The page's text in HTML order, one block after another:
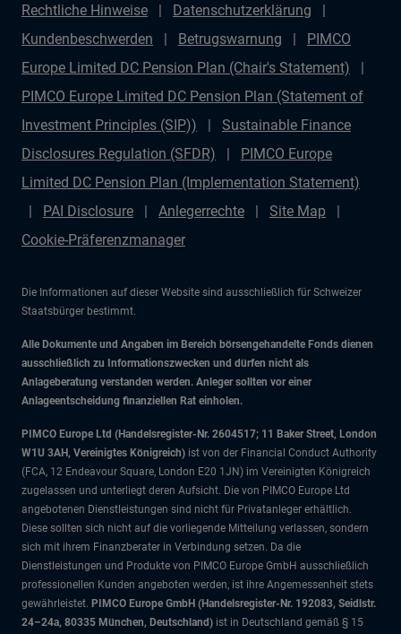
Rechtliche Hinweise
Datenschutzerklärung
Kundenbeschwerden
Betrugswarnung
PIMCO
Europe Limited DC Pension Plan (Chair's Statement)
PIMCO Europe Limited DC Pension Plan (Statement of
Investment Principles (SIP))
Sustainable Finance
Disclosures Regulation (SFDR)
PIMCO Europe
Limited DC Pension Plan (Implementation Statement)
PAI Disclosure
Anlegerrechte
Site Map
Cookie-Präferenzmanager
Die Informationen auf dieser Website sind ausschließlich für Schweizer
Staatsbürger bestimmt.
Alle Dokumente und Angaben im Bereich börsengehandelte Fonds dienen
ausschließlich zu Informationszwecken und dürfen nicht als
Anlageberatung verstanden werden. Anleger sollten vor einer
Anlageentscheidung finanziellen Rat einholen.
PIMCO Europe Ltd (Handelsregister-Nr. 2604517; 11 Baker Street, London
W1U 3AH, Vereinigtes Königreich) ist von der Financial Conduct Authority
(FCA, 12 Endeavour Square, London E20 1JN) im Vereinigten Königreich
zugelassen und unterliegt deren Aufsicht. Die von PIMCO Europe Ltd
angebotenen Dienstleistungen sind nicht für Privatanleger erhältlich.
Diese sollten sich nicht auf die vorliegende Mitteilung verlassen, sondern
sich mit ihrem Finanzberater in Verbindung setzen. Da die
Dienstleistungen und Produkte von PIMCO Europe GmbH ausschließlich
professionellen Kunden angeboten werden, ist ihre Angemessenheit stets
gewährleistet. PIMCO Europe GmbH (Handelsregister-Nr. 192083, Seidlstr.
24–24a, 80335 München, Deutschland) ist in Deutschland gemäß § 15